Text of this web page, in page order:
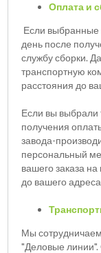
Оплата и
Если выбранные
день после
службу сборки.
транспортную
расстояния до
Если вы выбрали
получения
завода-
персональный
вашего заказа на
до вашего
Мы
"Деловые линии".